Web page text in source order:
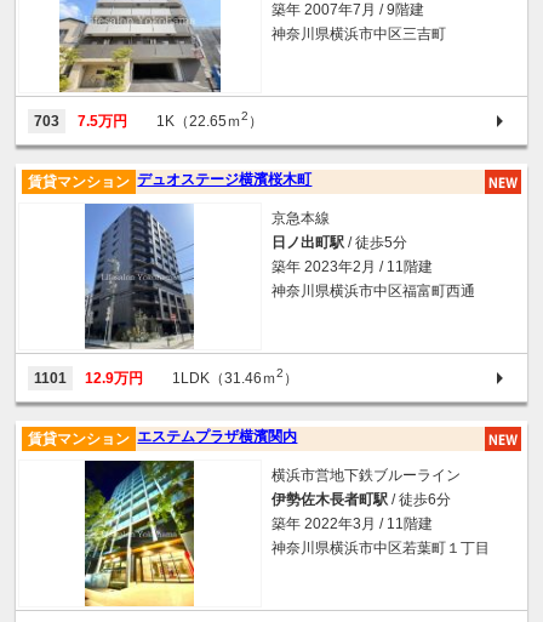
築年 2007年7月 / 9階建
神奈川県横浜市中区三吉町
703 7.5万円 1K（22.65ｍ2 ）
デュオステージ横濱桜木町
賃貸マンション
京急本線
日ノ出町駅 / 徒歩5分
築年 2023年2月 / 11階建
神奈川県横浜市中区福富町西通
1101 12.9万円 1LDK（31.46ｍ2 ）
エステムプラザ横濱関内
賃貸マンション
横浜市営地下鉄ブルーライン
伊勢佐木長者町駅 / 徒歩6分
築年 2022年3月 / 11階建
神奈川県横浜市中区若葉町１丁目